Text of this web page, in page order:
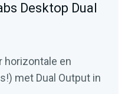
Desktop Dual
horizontale en
met Dual Output in